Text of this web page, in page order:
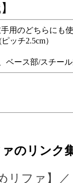
用のどちらにも
ッチ2.5cm）
ベース部/スチー
のリンク
リファ】